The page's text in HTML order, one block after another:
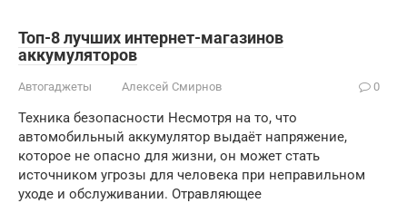
Топ-8 лучших интернет-магазинов
аккумуляторов
Автогаджеты Алексей Смирнов 0
Техника безопасности Несмотря на то, что
автомобильный аккумулятор выдаёт напряжение,
которое не опасно для жизни, он может стать
источником угрозы для человека при неправильном
уходе и обслуживании. Отравляющее